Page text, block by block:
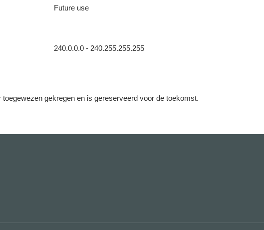
Future use
240.0.0.0 - 240.255.255.255
gekregen en is gereserveerd voor de toekomst.